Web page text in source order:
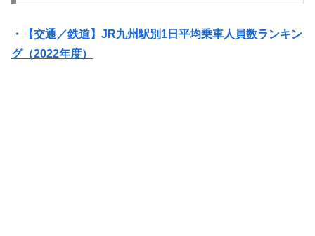
・【交通／鉄道】JR九州駅別1日平均乗車人員数ランキン
グ（2022年度）